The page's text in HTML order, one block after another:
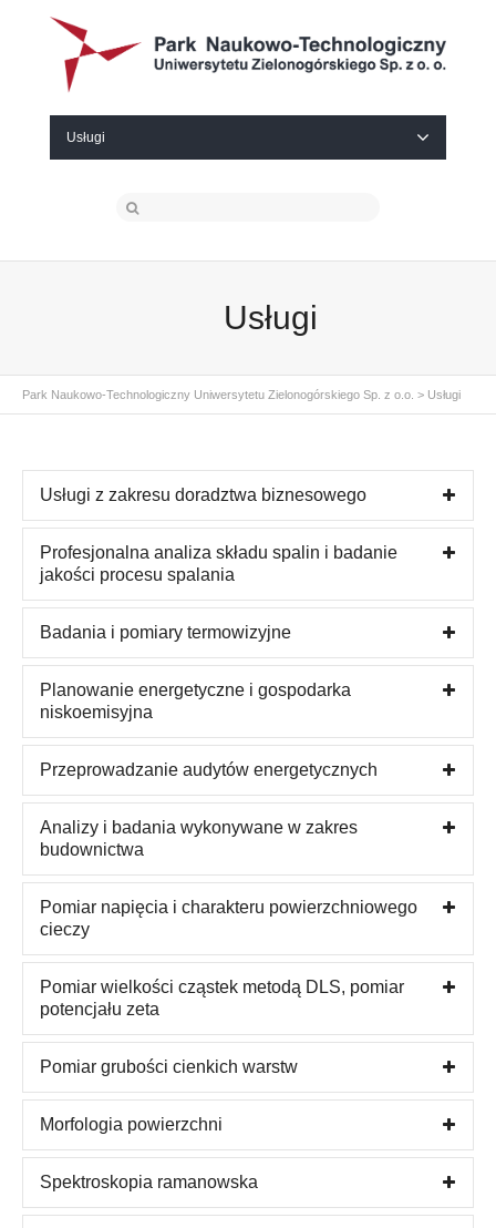
Usługi
Usługi
Park Naukowo-Technologiczny Uniwersytetu Zielonogórskiego Sp. z o.o. > Usługi
Usługi z zakresu doradztwa biznesowego
Profesjonalna analiza składu spalin i badanie
jakości procesu spalania
Badania i pomiary termowizyjne
Planowanie energetyczne i gospodarka
niskoemisyjna
Przeprowadzanie audytów energetycznych
Analizy i badania wykonywane w zakres
budownictwa
Pomiar napięcia i charakteru powierzchniowego
cieczy
Pomiar wielkości cząstek metodą DLS, pomiar
potencjału zeta
Pomiar grubości cienkich warstw
Morfologia powierzchni
Spektroskopia ramanowska